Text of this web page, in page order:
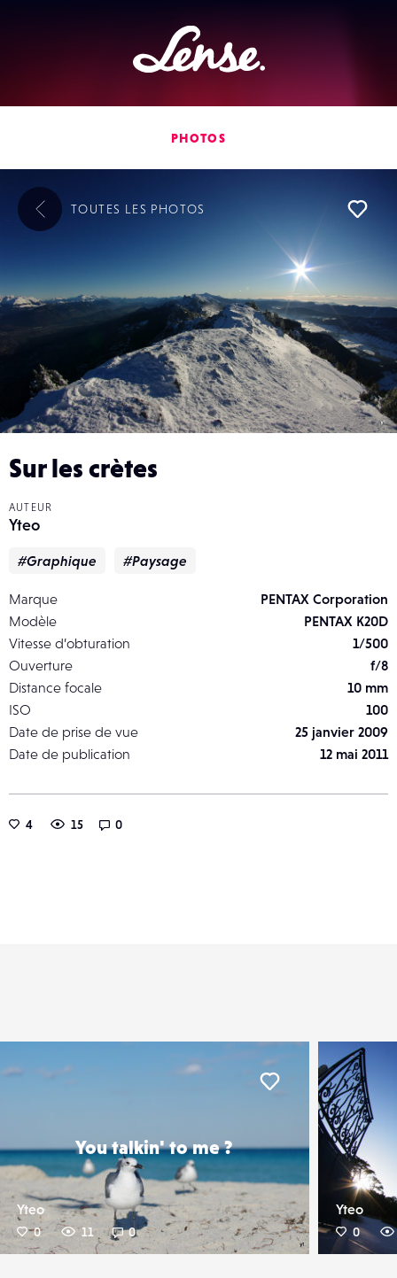
Lense
PHOTOS
Sur les crètes
AUTEUR
Yteo
#Graphique #Paysage
Marque
PENTAX Corporation
Modèle
PENTAX K20D
Vitesse d’obturation
1/500
Ouverture
f/8
Distance focale
10 mm
ISO
100
Date de prise de vue
25 janvier 2009
Date de publication
12 mai 2011
4 15 0
TOUTES LES PHOTOS
You talkin' to me ?
Yteo
0 11 0
Liker
Yteo
0